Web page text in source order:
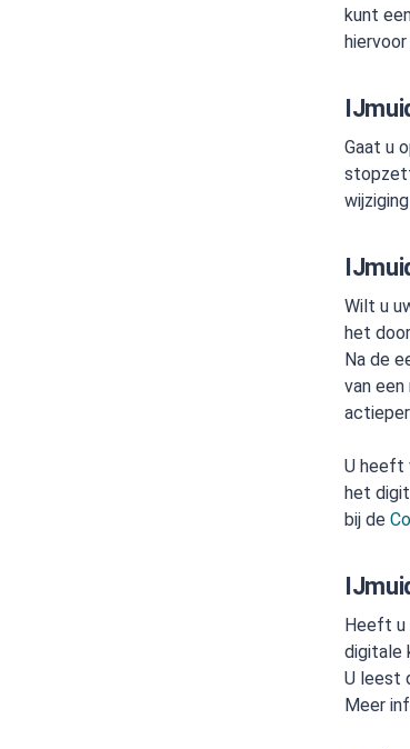
kunt
Gaat u
Wilt u
het
Na de
van
U heeft
het
bij de
Heeft u
digitale
U leest
Meer